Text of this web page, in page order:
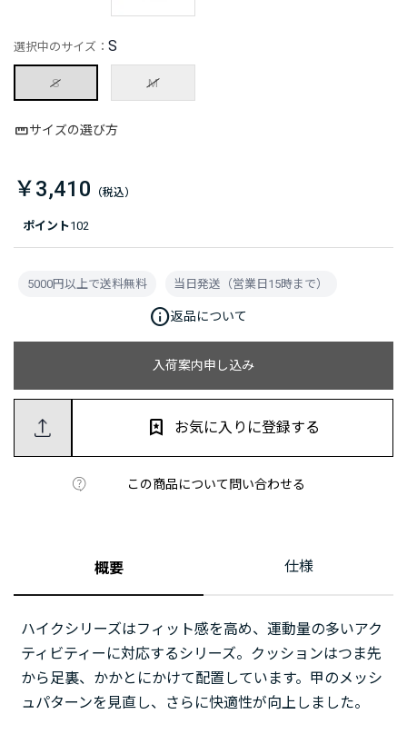
ポイント102
選択中のサイズ： S
S M
サイズの選び方
￥3,410
入荷案内申し込み
この商品について問い合わせる
お気に入りに登録する
5000円以上で送料無料 当日発送（営業日15時まで）
info返品について
概要 仕様
ハイクシリーズはフィット感を高め、運動量の多いアク
ティビティーに対応するシリーズ。クッションはつま先
から足裏、かかとにかけて配置しています。甲のメッシ
ュパターンを見直し、さらに快適性が向上しました。